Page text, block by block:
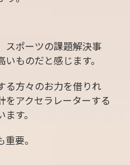
スポーツの課題解決事
ものだと感じます。
る方々のお力を借りれ
をアクセラレーターする
す。
要。